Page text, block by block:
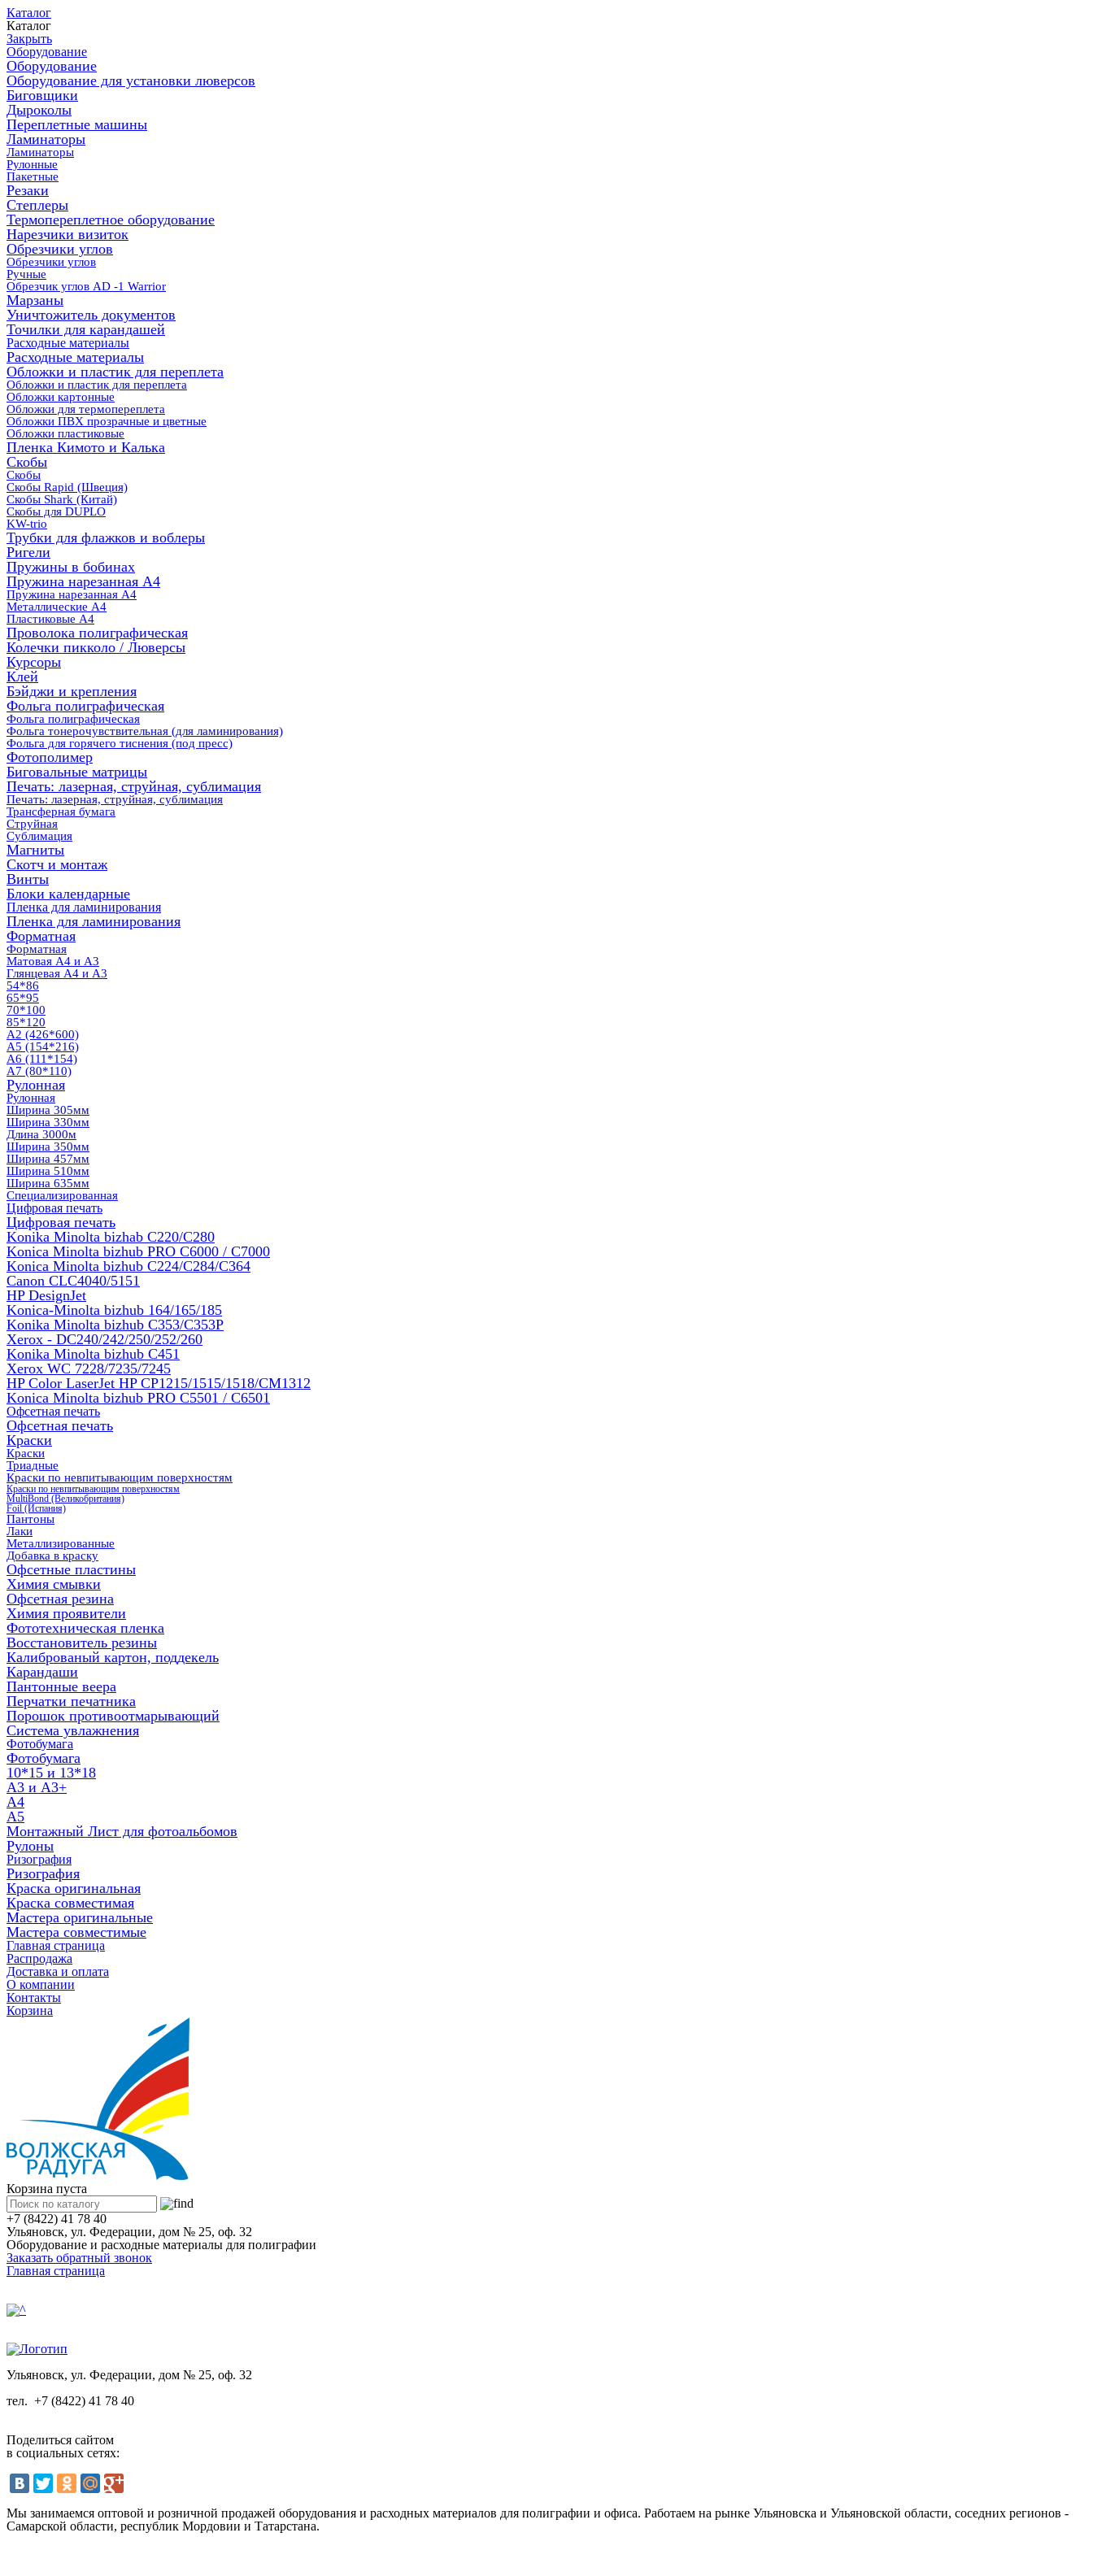
Каталог
Каталог
Закрыть
Оборудование
Оборудование
Оборудование для установки люверсов
Биговщики
Дыроколы
Переплетные машины
Ламинаторы
Ламинаторы
Рулонные
Пакетные
Резаки
Степлеры
Термопереплетное оборудование
Нарезчики визиток
Обрезчики углов
Обрезчики углов
Ручные
Обрезчик углов AD -1 Warrior
Марзаны
Уничтожитель документов
Точилки для карандашей
Расходные материалы
Расходные материалы
Обложки и пластик для переплета
Обложки и пластик для переплета
Обложки картонные
Обложки для термопереплета
Обложки ПВХ прозрачные и цветные
Обложки пластиковые
Пленка Кимото и Калька
Скобы
Скобы
Скобы Rapid (Швеция)
Скобы Shark (Китай)
Скобы для DUPLO
KW-trio
Трубки для флажков и воблеры
Ригели
Пружины в бобинах
Пружина нарезанная А4
Пружина нарезанная А4
Металлические А4
Пластиковые А4
Проволока полиграфическая
Колечки пикколо / Люверсы
Курсоры
Клей
Бэйджи и крепления
Фольга полиграфическая
Фольга полиграфическая
Фольга тонерочувствительная (для ламинирования)
Фольга для горячего тиснения (под пресс)
Фотополимер
Биговальные матрицы
Печать: лазерная, струйная, сублимация
Печать: лазерная, струйная, сублимация
Трансферная бумага
Струйная
Сублимация
Магниты
Скотч и монтаж
Винты
Блоки календарные
Пленка для ламинирования
Пленка для ламинирования
Форматная
Форматная
Матовая А4 и А3
Глянцевая А4 и А3
54*86
65*95
70*100
85*120
А2 (426*600)
А5 (154*216)
А6 (111*154)
А7 (80*110)
Рулонная
Рулонная
Ширина 305мм
Ширина 330мм
Длина 3000м
Ширина 350мм
Ширина 457мм
Ширина 510мм
Ширина 635мм
Специализированная
Цифровая печать
Цифровая печать
Konika Minolta bizhab C220/C280
Konica Minolta bizhub PRO C6000 / C7000
Konica Minolta bizhub С224/С284/С364
Canon CLC4040/5151
HP DesignJet
Konica-Minolta bizhub 164/165/185
Konika Minolta bizhub C353/C353Р
Xerox - DC240/242/250/252/260
Konika Minolta bizhub C451
Xerox WC 7228/7235/7245
HP Color LaserJet HP CP1215/1515/1518/CM1312
Konica Minolta bizhub PRO С5501 / С6501
Офсетная печать
Офсетная печать
Краски
Краски
Триадные
Краски по невпитывающим поверхностям
Краски по невпитывающим поверхностям
MultiBond (Великобритания)
Foil (Испания)
Пантоны
Лаки
Металлизированные
Добавка в краску
Офсетные пластины
Химия смывки
Офсетная резина
Химия проявители
Фототехническая пленка
Восстановитель резины
Калиброваный картон, поддекель
Карандаши
Пантонные веера
Перчатки печатника
Порошок противоотмарывающий
Система увлажнения
Фотобумага
Фотобумага
10*15 и 13*18
A3 и А3+
А4
А5
Монтажный Лист для фотоальбомов
Рулоны
Ризография
Ризография
Краска оригинальная
Краска совместимая
Мастера оригинальные
Мастера совместимые
Главная страница
Распродажа
Доставка и оплата
О компании
Контакты
Корзина
Корзина пуста
+7 (8422) 41 78 40
Ульяновск, ул. Федерации, дом № 25, оф. 32
Оборудование и расходные материалы для полиграфии
Заказать обратный звонок
Главная страница
Ульяновск, ул. Федерации, дом № 25, оф. 32
тел. +7 (8422) 41 78 40
Поделиться сайтом
в социальных сетях:
Мы занимаемся оптовой и розничной продажей оборудования и расходных материалов для полиграфии и офиса. Работаем на рынке Ульяновска и Ульяновской области, соседних регионов -
Самарской области, республик Мордовии и Татарстана.